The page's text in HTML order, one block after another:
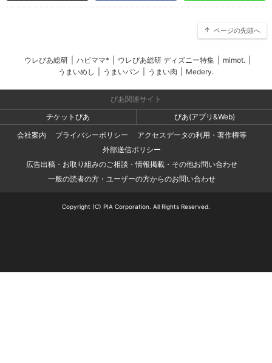
ページの先頭へ
ウレぴあ総研 ハピママ* ウレぴあ総研 ディズニー特集 mimot.
うまいめし
うまいパン うまい肉 Medery.
ぴあ関連サイト
チケットぴあ
ぴあ(アプリ&Web)
会社案内
プライバシーポリシー
アクセスデータの利用・著作権等
外部送信ポリシー
広告出稿・お取り組みのご相談・情報掲載・その他お問い合わせ
一般の読者の方・ユーザーの方からのお問い合わせ
Copyright (C) PIA Corporation. All Rights Reserved.